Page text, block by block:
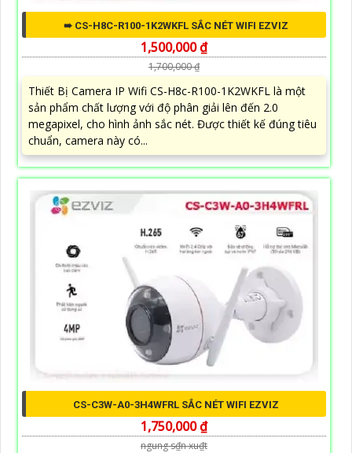
➠ CS-H8C-R100-1K2WKFL SẮC NÉT WIFI EZVIZ
1,500,000 ₫
1,700,000 ₫
Thiết Bị Camera IP Wifi CS-H8c-R100-1K2WKFL là một
sản phẩm chất lượng với độ phân giải lên đến 2.0
megapixel, cho hình ảnh sắc nét. Được thiết kế đúng tiêu
chuẩn, camera này có...
CS-C3W-A0-3H4WFRL SẮC NÉT WIFI EZVIZ
1,750,000 ₫
ngung s₫n xu₫t